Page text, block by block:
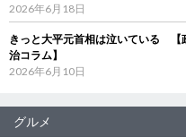
2026年6月18日
きっと大平元首相は泣いている 【
治コラム】
2026年6月10日
グルメ